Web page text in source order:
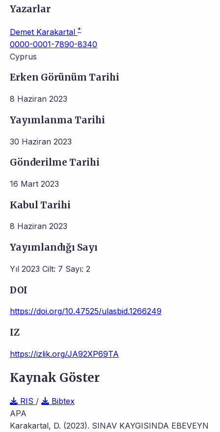
Yazarlar
Demet Karakartal *
0000-0001-7890-8340
Cyprus
Erken Görünüm Tarihi
8 Haziran 2023
Yayımlanma Tarihi
30 Haziran 2023
Gönderilme Tarihi
16 Mart 2023
Kabul Tarihi
8 Haziran 2023
Yayımlandığı Sayı
Yıl 2023 Cilt: 7 Sayı: 2
DOI
https://doi.org/10.47525/ulasbid.1266249
IZ
https://izlik.org/JA92XP69TA
Kaynak Göster
RIS /
Bibtex
APA
Karakartal, D. (2023). SINAV KAYGISINDA EBEVEYN